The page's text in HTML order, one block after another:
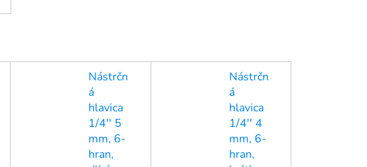
Nástrčn
á
hlavica
1/4'' 5
mm, 6-
hran,
Nástrčn
á
hlavica
1/4'' 4
mm, 6-
hran,